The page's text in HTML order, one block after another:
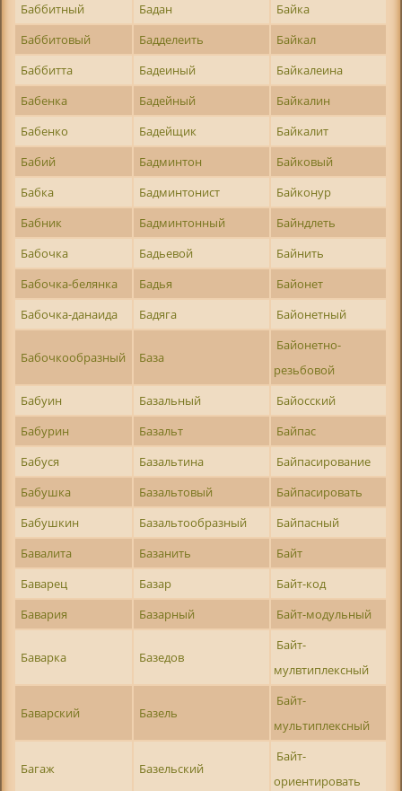
Баббитный
Бадан
Байка
Баббитовый
Бадделеить
Байкал
Баббитта
Бадеиный
Байкалеина
Бабенка
Бадейный
Байкалин
Бабенко
Бадейщик
Байкалит
Бабий
Бадминтон
Байковый
Бабка
Бадминтонист
Байконур
Бабник
Бадминтонный
Байндлеть
Бабочка
Бадьевой
Байнить
Бабочка-белянка
Бадья
Байонет
Бабочка-данаида
Бадяга Байонетный
Бабочкообразный База
Байонетно-
резьбовой
Бабуин
Базальный
Байосский
Бабурин
Базальт
Байпас
Бабуся
Базальтина
Байпасирование
Бабушка
Базальтовый
Байпасировать
Бабушкин
Базальтообразный
Байпасный
Бавалита
Базанить
Байт
Баварец
Базар
Байт-код
Бавария
Базарный Байт-модульный
Баварка Базедов
Байт-
мулвтиплексный
Баварский Базель
Байт-
мультиплексный
Багаж Базельский
Байт-
ориентировать